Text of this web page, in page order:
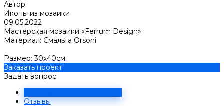
Автор
Иконы из мозаики
09.05.2022
Мастерская мозаики «Ferrum Design»
Материал: Смальта Orsoni
Размер: 30х40см
Заказать проект
Задать вопрос
Отзывы